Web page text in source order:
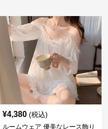
¥4,380 (税込)
ルームウェア 優美なレース飾り